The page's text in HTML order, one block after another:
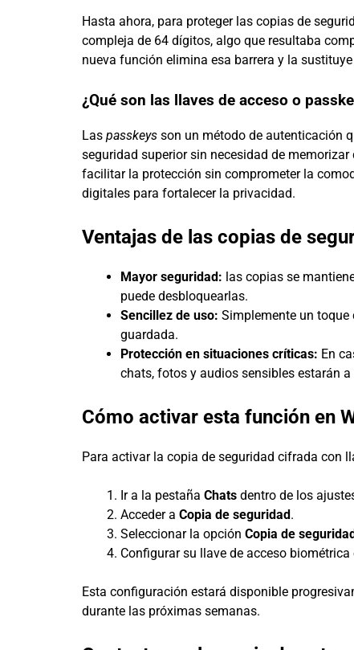
Hasta ahora, para proteger las copias de
compleja de 64 dígitos, algo que resultaba
nueva función elimina esa barrera y la
¿Qué son las llaves de acceso o
Las passkeys son un método de autenticación
seguridad superior sin necesidad de
facilitar la protección sin comprometer la
digitales para fortalecer la privacidad.
Ventajas de las copias de
Mayor seguridad: las copias se
puede desbloquearlas.
Sencillez de uso: Simplemente un
guardada.
Protección en situaciones críticas: En
chats, fotos y audios sensibles estarán
Cómo activar esta función en
Para activar la copia de seguridad cifrada con
Ir a la pestaña Chats dentro de los
Acceder a Copia de seguridad .
Seleccionar la opción Copia de
Configurar su llave de acceso
Esta configuración estará disponible
durante las próximas semanas.